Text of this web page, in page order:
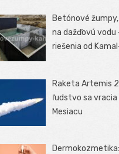
Betónové
na dažďovú vodu
riešenia od
Raketa Artemis
ľudstvo sa
Mesiacu